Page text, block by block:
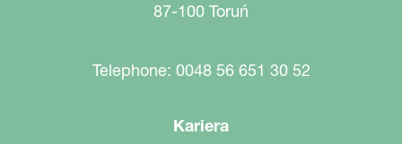
87-100 Toruń
Telephone: 0048 56 651 30 52
Kariera